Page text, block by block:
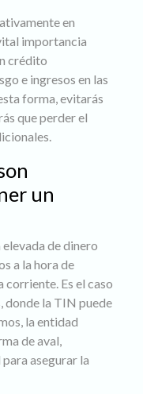
en
importancia
crédito
e ingresos en las
forma, evitarás
que perder el
un
elevada de dinero
a la hora de
corriente. Es el caso
donde la TIN puede
la entidad
de aval,
asegurar la